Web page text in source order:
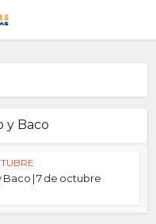
y Baco
Baco | 7 de octubre